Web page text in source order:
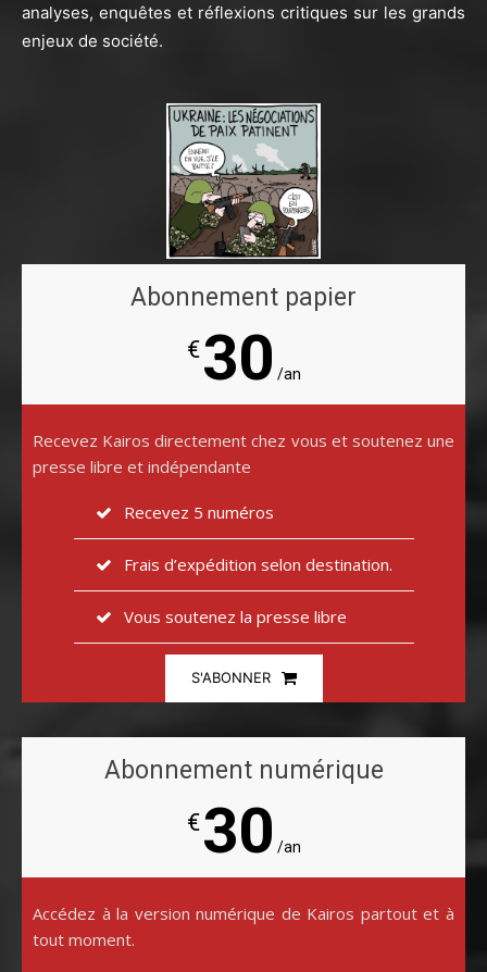
analyses, enquêtes et réflexions critiques sur les grands
enjeux de société.
Abonnement papier
€30 /an
Recevez Kairos directement chez vous et soutenez une
presse libre et indépendante
Recevez 5 numéros
Frais d’expédition selon destination.
Vous soutenez la presse libre
S'ABONNER
Abonnement numérique
€30 /an
Accédez à la version numérique de Kairos partout et à
tout moment.